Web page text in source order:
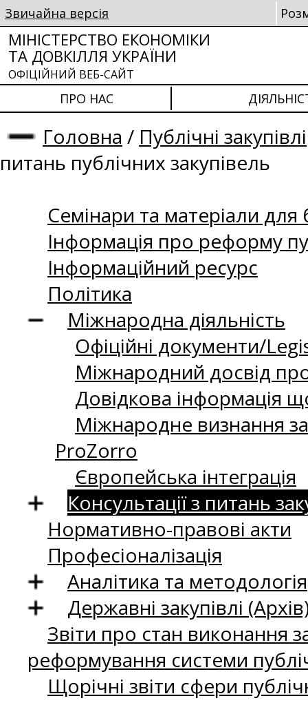
Звичайна версія
МІНІСТЕРСТВО ЕКОНОМІКИ
ТА ДОВКІЛЛЯ УКРАЇНИ
ОФІЦІЙНИЙ ВЕБ-САЙТ
ПРО НАС
Головна / Публічні закупівлі
питань публічних закупівель
Семінари та матеріали для
Інформація про реформу
Інформаційний ресурс
Політика
Міжнародна діяльність
Офіційні документи/
Міжнародний досвід
Довідкова інформація
Міжнародне визнання
ProZorro
Європейська інтеграція
Консультації з питань
Нормативно-правові акти
Професіоналізація
Аналітика та методологія
Державні закупівлі
Звіти про стан виконання
реформування системи
Щорічні звіти сфери